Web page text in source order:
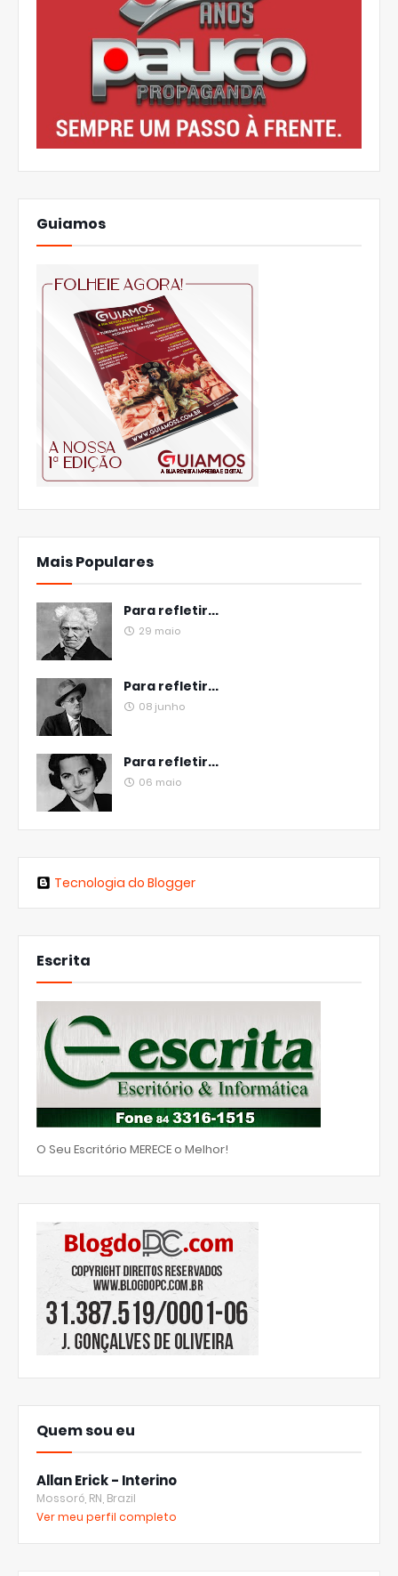
Guiamos
Mais Populares
Para refletir...
29 maio
Para refletir...
08 junho
Para refletir...
06 maio
Tecnologia do Blogger
Escrita
O Seu Escritório MERECE o Melhor!
Quem sou eu
Allan Erick - Interino
Mossoró, RN, Brazil
Ver meu perfil completo